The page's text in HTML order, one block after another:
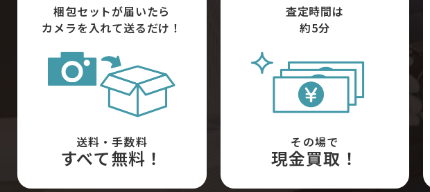
梱包セットが届いたら
カメラを入れて送るだけ！
送料・手数料
すべて無料！
査定時間は
約5分
その場で
現金買取！